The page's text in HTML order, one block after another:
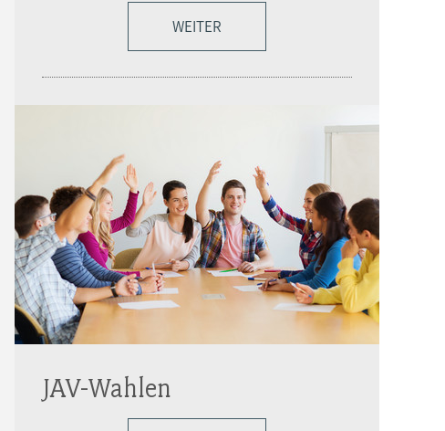
WEITER
JAV-Wahlen